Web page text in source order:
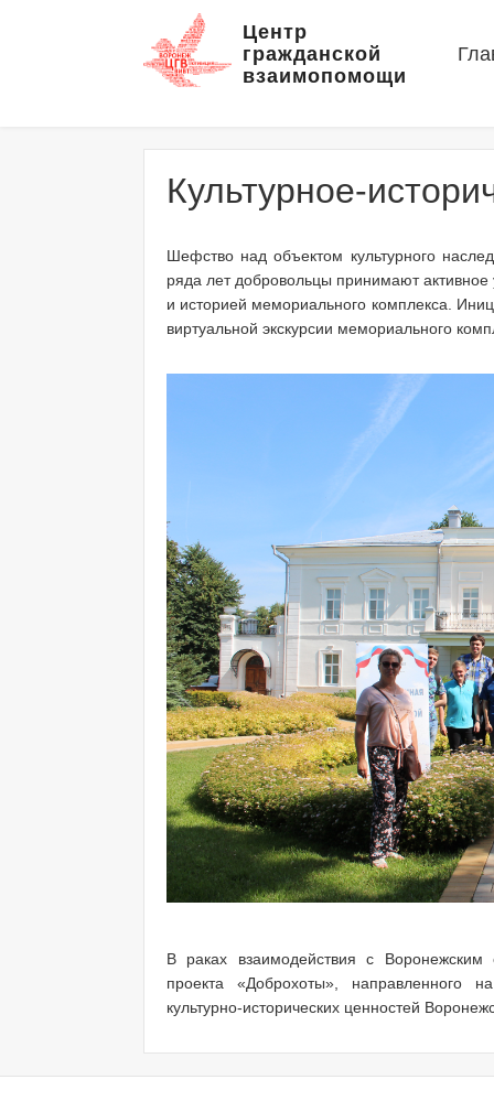
Центр
гражданской
взаимопомощи
Культурное-
Шефство над объектом культурного
ряда лет добровольцы принимают
и историей мемориального комплекса.
виртуальной экскурсии мемориального
В раках взаимодействия с Воронежским
проекта «Доброхоты», направленного
культурно-исторических ценностей